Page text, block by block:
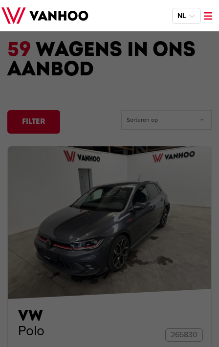
NL
59 WAGENS IN ONS
AANBOD
FILTER Sorteren op
VW
Polo 265830